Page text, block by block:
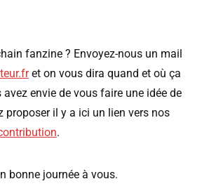
fanzine ? Envoyez-nous un mail
et on vous dira quand et où ça
avez envie de vous faire une idée de
proposer il y a ici un lien vers nos
.
bonne journée à vous.